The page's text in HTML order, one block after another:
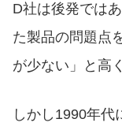
D社は後発では
た製品の問題点
が少ない」と高
しかし1990年代